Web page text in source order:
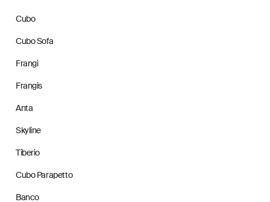
Cubo
Cubo Sofa
Frangi
Frangis
Anta
Skyline
Tiberio
Cubo Parapetto
Banco